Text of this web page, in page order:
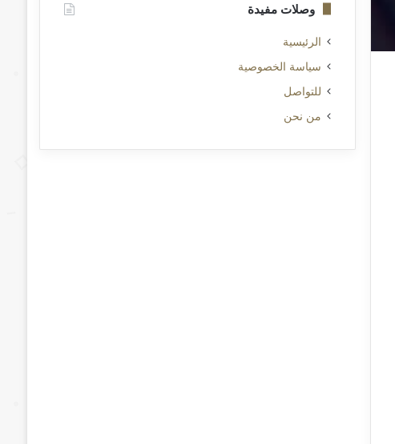
وصلات مفيدة
الرئيسية
سياسة الخصوصية
للتواصل
من نحن